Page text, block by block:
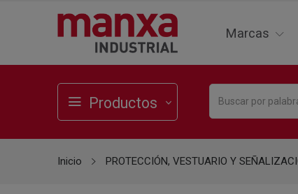
Marcas
Productos
Inicio PROTECCIÓN, VESTUARIO Y